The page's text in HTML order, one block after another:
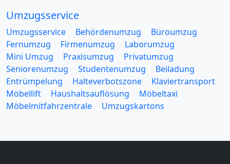
Umzugsservice
Umzugsservice Behördenumzug
Büroumzug
Fernumzug
Firmenumzug
Laborumzug
Mini Umzug
Praxisumzug
Privatumzug
Seniorenumzug
Studentenumzug
Beiladung
Entrümpelung
Halteverbotszone
Klaviertransport
Möbellift
Haushaltsauflösung
Möbeltaxi
Möbelmitfahrzentrale
Umzugskartons